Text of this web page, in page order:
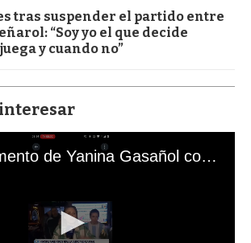
tras suspender el partido entre
“Soy yo el que decide
y cuando no”
El mal momento de Yanina Gasañol con un hincha argentino en "Subrayado"